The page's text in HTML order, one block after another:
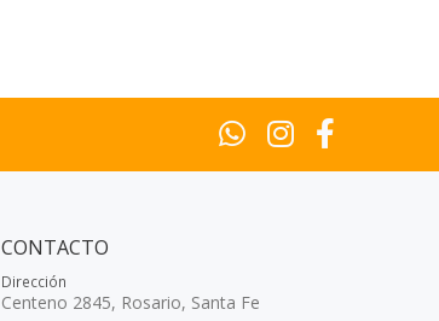
CONTACTO
Dirección
Centeno 2845, Rosario, Santa Fe